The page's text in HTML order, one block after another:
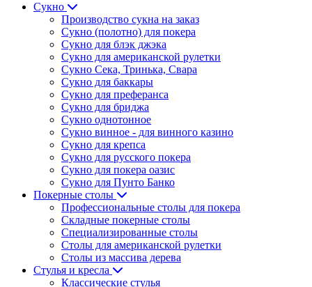
Сукно
Производство сукна на заказ
Сукно (полотно) для покера
Сукно для блэк джэка
Сукно для американской рулетки
Сукно Сека, Тринька, Свара
Сукно для баккары
Сукно для преферанса
Сукно для бриджа
Сукно однотонное
Сукно винное - для винного казино
Сукно для крепса
Сукно для русского покера
Сукно для покера оазис
Сукно для Пунто Банко
Покерные столы
Профессиональные столы для покера
Складные покерные столы
Специализированные столы
Столы для американской рулетки
Столы из массива дерева
Стулья и кресла
Классические стулья